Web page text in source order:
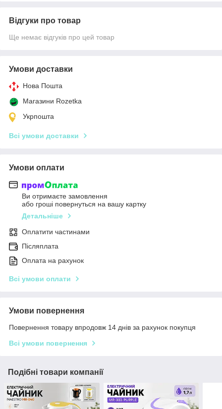
Відгуки про товар
Ще немає відгуків про цей товар
Умови доставки
Нова Пошта
Магазини Rozetka
Укрпошта
Всі умови доставки
Умови оплати
Ви отримаєте замовлення
або гроші повернуться на вашу картку
Детальніше
Оплатити частинами
Післяплата
Оплата на рахунок
Всі умови оплати
Умови повернення
Повернення товару впродовж 14 днів за рахунок покупця
Всі умови повернення
Подібні товари компанії